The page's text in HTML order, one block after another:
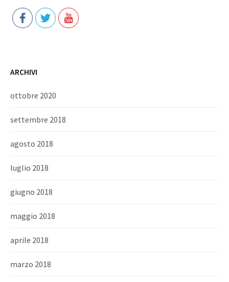
ARCHIVI
ottobre 2020
settembre 2018
agosto 2018
luglio 2018
giugno 2018
maggio 2018
aprile 2018
marzo 2018